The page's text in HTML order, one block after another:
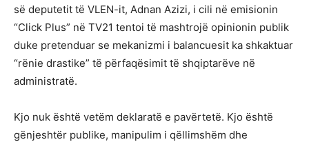
së deputetit të VLEN-it, Adnan Azizi, i cili në emisionin
“Click Plus” në TV21 tentoi të mashtrojë opinionin publik
duke pretenduar se mekanizmi i balancuesit ka shkaktuar
“rënie drastike” të përfaqësimit të shqiptarëve në
administratë.
Kjo nuk është vetëm deklaratë e pavërtetë. Kjo është
gënjeshtër publike, manipulim i qëllimshëm dhe